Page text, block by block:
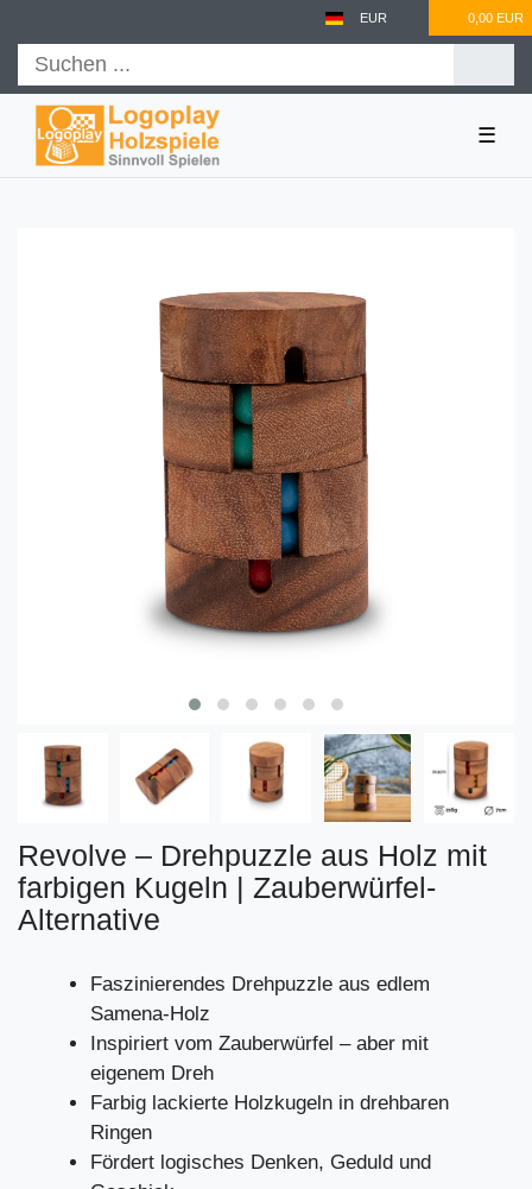
EUR 0,00 EUR
☰
Revolve – Drehpuzzle aus Holz mit
farbigen Kugeln | Zauberwürfel-
Alternative
Faszinierendes Drehpuzzle aus edlem
Samena-Holz
Inspiriert vom Zauberwürfel – aber mit
eigenem Dreh
Farbig lackierte Holzkugeln in drehbaren
Ringen
Fördert logisches Denken, Geduld und